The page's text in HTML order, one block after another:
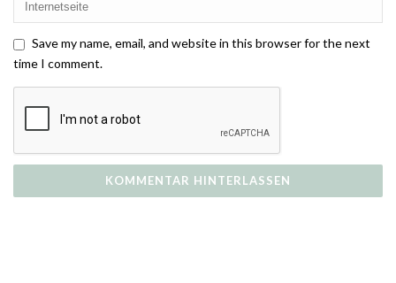
Save my name, email, and website in this browser for the next
time I comment.